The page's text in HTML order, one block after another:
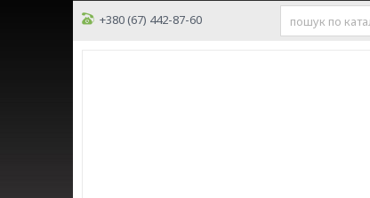
+380 (67) 442-87-60